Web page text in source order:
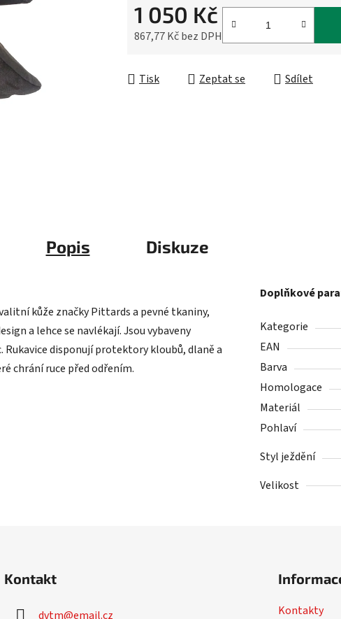
1 050 Kč
867,77 Kč bez DPH
Tisk Zeptat se Sdílet
Popis Diskuze
kůže značky Pittards a pevné tkaniny,
a lehce se navlékají. Jsou vybaveny
disponují protektory kloubů, dlaně a
chrání ruce před odřením.
Doplňkové
Kategorie
EAN
Barva
Homologace
Materiál
Pohlaví
Styl ježdění
Velikost
Kontakt
dvtm@email.cz Kontakty